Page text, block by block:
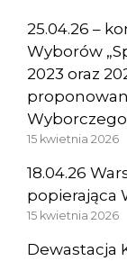
25.04.26 –
Wyborów
2023 oraz
15 kwietnia 2026
18.04.26
popierająca
15 kwietnia 2026
Dewastacja